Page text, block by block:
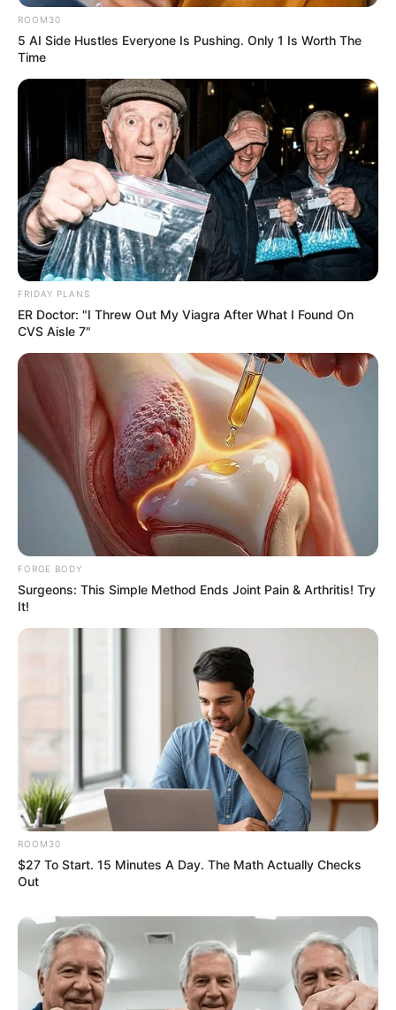
คนวันเสาร์
ไพ่ประจำวันของท่านในวันนี้ คือ ไพ่กิเลส
โชคลาภจะมาจากตัวเอง เลขมงคลที่เกี่ยวข้องกับตัว
เอง วันนี้กิเลสจะนำพาให้ท่านมีปัญหา งดลงทุนเด็ด
ขาด ด้านความรักระวังจะลุ่มหลงจนนำพาไปสู่การ
เสียเงินเสียทอง การงานต้องเรียงลำดับความสำคัญ
ให้ดี
ยามมงคลความสำเร็จ ทรัพย์ ลาภยศ
ก่อเกิด
เวลา 6.00-8.24 น. และ 10.49-13.12 น.
วันนี้ก่อนออกจากบ้านไปทำงาน ไป
ค้าขาย
ทิศมงคลเสริมความเฮงคือ ทิศตะวันออก ให้พนมมือ
อธิษฐาน ดึงดูดพลังงานด้านบวกช่วยให้ชีวิตประสบ
ความสำเร็จตลอดทั้งวัน
ROOM30
5 AI Side Hustles Everyone Is Pushing. Only 1 Is Worth The
Time
FRIDAY PLANS
ER Doctor: "I Threw Out My Viagra After What I Found On
CVS Aisle 7"
FORGE BODY
Surgeons: This Simple Method Ends Joint Pain & Arthritis! Try
It!
ROOM30
$27 To Start. 15 Minutes A Day. The Math Actually Checks
Out